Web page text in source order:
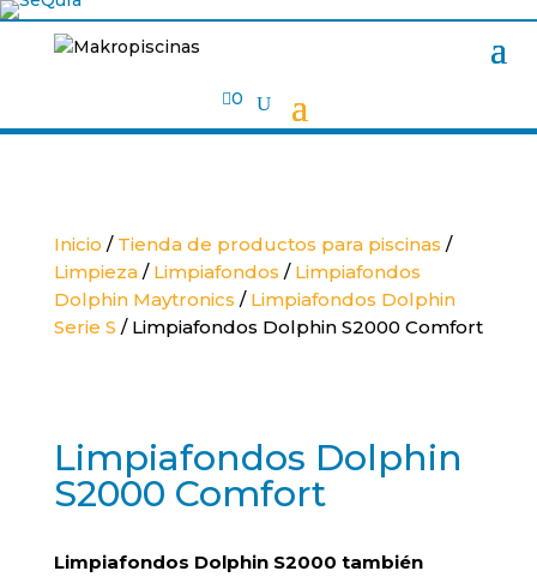
0
Inicio / Tienda de productos para piscinas /
Limpieza/ Limpiafondos / Limpiafondos
Dolphin Maytronics / Limpiafondos Dolphin
Serie S / Limpiafondos Dolphin S2000 Comfort
Limpiafondos Dolphin
S2000 Comfort
Limpiafondos Dolphin S2000 también